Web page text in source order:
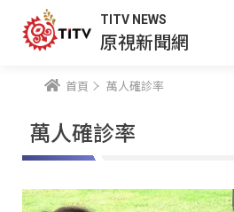
TITV NEWS
原視新聞網
首頁 萬人確診率
萬人確診率